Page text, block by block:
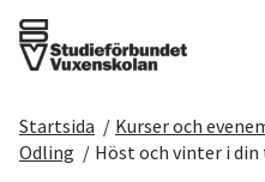
Det här gör vi
Startsida / Kurser och
Odling / Höst och vinter i din